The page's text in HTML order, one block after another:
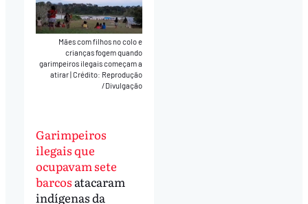
Mães com filhos no colo e
crianças fogem quando
garimpeiros ilegais começam a
atirar Crédito: Reprodução
/Divulgação
Garimpeiros
ilegais que
ocupavam sete
barcos atacaram
indígenas da